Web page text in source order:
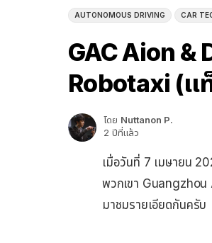
AUTONOMOUS DRIVING CAR
GAC Aion
Robotaxi (แ
โดย Nuttanon P.
2 ปีที่แล้ว
เมื่อวันที่ 7 เมษายน
พวกเขา Guangzhou
มาชมรายเอียดกันครับ